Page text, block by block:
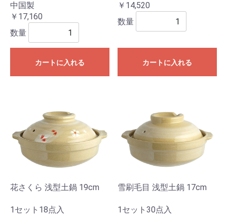
中国製
￥17,160
数量
カートに入れる
￥14,520
数量
カートに入れる
花さくら 浅型土鍋 19cm
1セット18点入
雪刷毛目 浅型土鍋 17cm
1セット30点入